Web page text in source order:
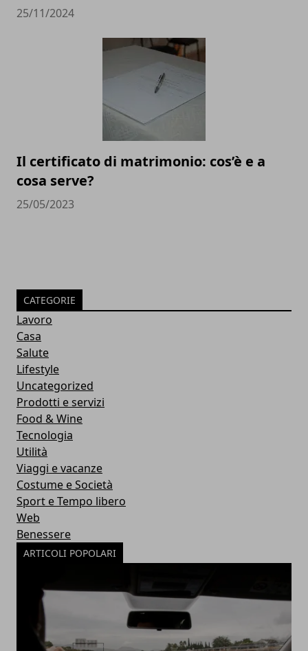
25/11/2024
Il certificato di matrimonio: cos’è e a
cosa serve?
25/05/2023
CATEGORIE
Lavoro
Casa
Salute
Lifestyle
Uncategorized
Prodotti e servizi
Food & Wine
Tecnologia
Utilità
Viaggi e vacanze
Costume e Società
Sport e Tempo libero
Web
Benessere
ARTICOLI POPOLARI